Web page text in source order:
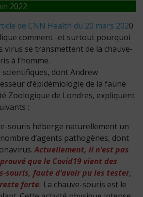
2022
de CNN Health du 20 mars 2020
comment -et surtout pourquoi
virus se transmettent de la chauve-
à l’homme.
scientifiques, dont Andrew
d’épidémiologie de la faune
Zoologique de Londres, expliquent
:
souris héberge naturellement un
d’agents pathogènes, dont
Actuellement, il n’est pas
que le Covid19 vient des
souris, faute d’avoir pu les tester,
forte. La chauve-souris est le